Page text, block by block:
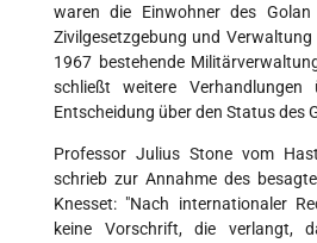
waren die Einwohner des
Zivilgesetzgebung und
1967 bestehende
schließt weitere Verhandlungen
Entscheidung über den Status des
Professor Julius Stone vom
schrieb zur Annahme des
Knesset: "Nach internationaler
keine Vorschrift, die verlangt,